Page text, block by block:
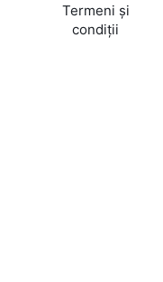
Termeni și
condiții